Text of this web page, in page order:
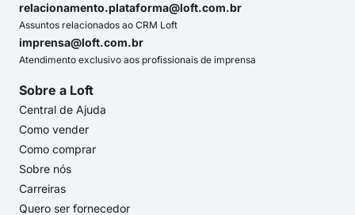
relacionamento.plataforma@loft.com.br
Assuntos relacionados ao CRM Loft
imprensa@loft.com.br
Atendimento exclusivo aos profissionais de imprensa
Sobre a Loft
Central de Ajuda
Como vender
Como comprar
Sobre nós
Carreiras
Quero ser fornecedor